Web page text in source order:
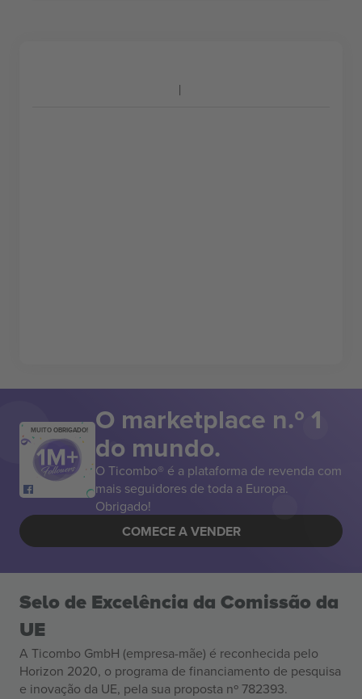
MUITO OBRIGADO! O marketplace n.º 1
do mundo.
O Ticombo® é a plataforma de revenda com
mais seguidores de toda a Europa.
Obrigado!
COMECE A VENDER
Selo de Excelência da Comissão da
UE
A Ticombo GmbH (empresa-mãe) é reconhecida pelo
Horizon 2020, o programa de financiamento de pesquisa
e inovação da UE, pela sua proposta nº 782393.